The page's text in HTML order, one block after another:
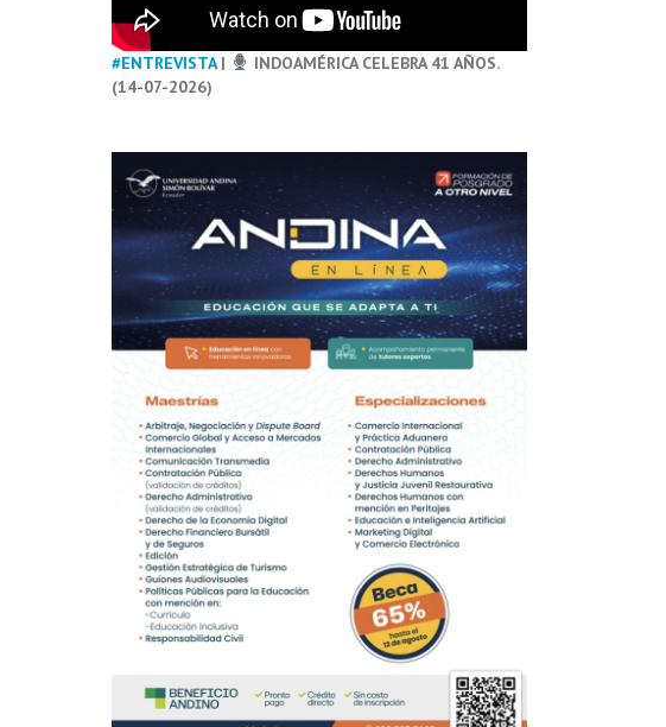
#ENTREVISTA|
INDOAMÉRICA CELEBRA 41 AÑOS.
(14-07-2026)